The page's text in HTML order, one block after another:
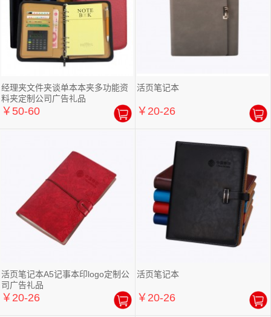
经理夹文件夹谈单本本夹多功能资
料夹定制公司广告礼品
￥50-60
活页笔记本
￥20-26
活页笔记本A5记事本印logo定制公
司广告礼品
￥20-26
活页笔记本
￥20-26